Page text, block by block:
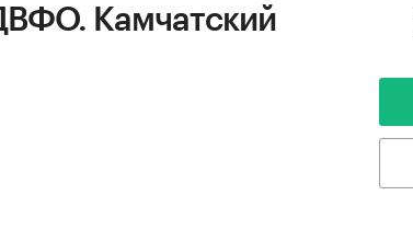
Камчатский